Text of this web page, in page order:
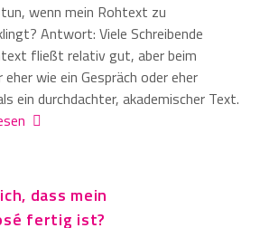
wenn mein Rohtext zu
Antwort: Viele Schreibende
fließt relativ gut, aber beim
wie ein Gespräch oder eher
ein durchdachter, akademischer Text.
dass mein
fertig ist?